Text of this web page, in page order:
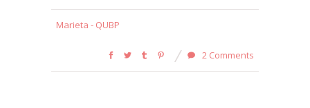
Marieta - QUBP
2 Comments